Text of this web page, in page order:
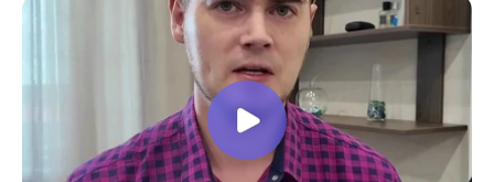
доволен, в работе всё пригодилось!